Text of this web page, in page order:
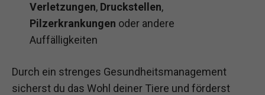
Verletzungen, Druckstellen,
Pilzerkrankungen oder andere
Auffälligkeiten
Durch ein strenges Gesundheitsmanagement
sicherst du das Wohl deiner Tiere und förderst